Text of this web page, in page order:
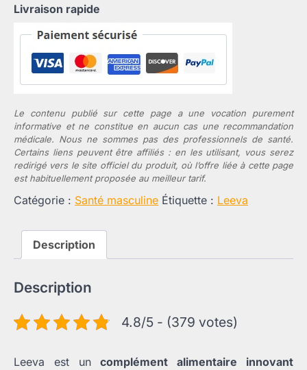
Livraison rapide
Le contenu publié sur cette page a une vocation purement
informative et ne constitue en aucun cas une recommandation
médicale. Nous ne sommes pas des professionnels de santé.
Certains liens peuvent être affiliés : en les utilisant, vous serez
redirigé vers le site officiel du produit, où l’offre liée à cette page
est habituellement proposée au meilleur tarif.
Catégorie : Santé masculine Étiquette : Leeva
Description
Description
4.8/5 - (379 votes)
Leeva est uncomplément alimentaire innovant